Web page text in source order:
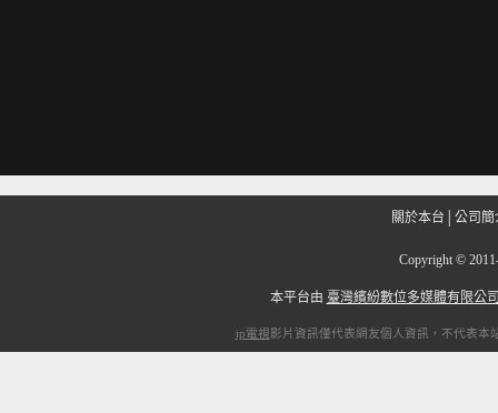
關於本台 公司簡
Copyright ©
本平台由 臺灣繽紛數位多媒體有限公
ip電視影片資訊僅代表網友個人資訊，不代表本